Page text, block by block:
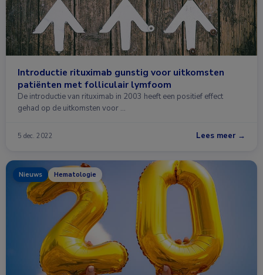
Introductie rituximab gunstig voor uitkomsten
patiënten met folliculair lymfoom
De introductie van rituximab in 2003 heeft een positief effect
gehad op de uitkomsten voor …
5 dec. 2022 Lees meer →
Nieuws Hematologie